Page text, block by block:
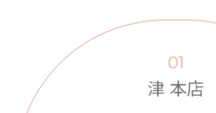
01
津 本店